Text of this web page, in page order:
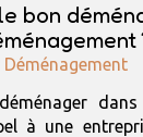
bon
Déménagement
à une